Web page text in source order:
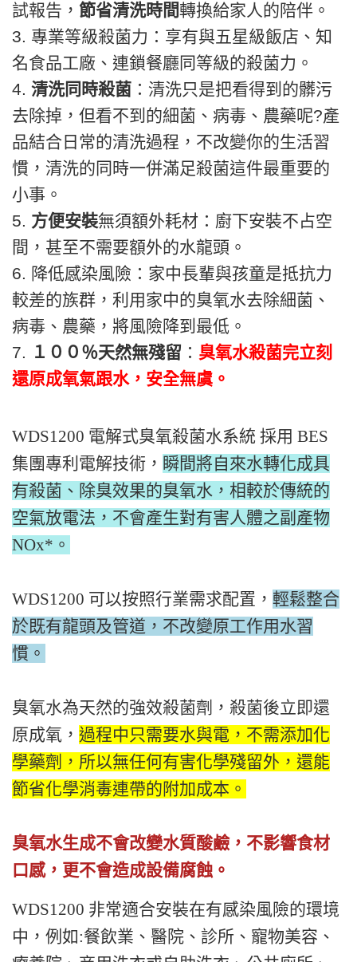
試報告， 節省清洗時間轉換給家人的陪伴。
3. 專業等級殺菌力：享有與五星級飯店、知
名食品工廠、連鎖餐廳同等級的殺菌力。
4. 清洗同時殺菌 ：清洗只是把看得到的髒污
去除掉，但看不到的細菌、病毒、農藥呢?產
品結合日常的清洗過程，不改變你的生活習
慣，清洗的同時一併滿足殺菌這件最重要的
小事。
5. 方便安裝無須額外耗材：廚下安裝不占空
間，甚至不需要額外的水龍頭。
6. 降低感染風險：家中長輩與孩童是抵抗力
較差的族群，利用家中的臭氧水去除細菌、
病毒、農藥，將風險降到最低。
7. １００％天然無殘留 ： 臭氧水殺菌完立刻
還原成氧氣跟水，安全無虞。
WDS1200 電解式臭氧殺菌水系統 採用 BES
集團專利電解技術， 瞬間將自來水轉化成具
有殺菌、除臭效果的臭氧水，相較於傳統的
空氣放電法，不會產生對有害人體之副產物
NOx*。
WDS1200 可以按照行業需求配置， 輕鬆整合
於既有龍頭及管道，不改變原工作用水習
慣。
臭氧水為天然的強效殺菌劑，殺菌後立即還
原成氧， 過程中只需要水與電，不需添加化
學藥劑，所以無任何有害化學殘留外，還能
節省化學消毒連帶的附加成本。
臭氧水生成不會改變水質酸鹼，不影響食材
口感，更不會造成設備腐蝕。
WDS1200 非常適合安裝在有感染風險的環境
中，例如:餐飲業、醫院、診所、寵物美容、